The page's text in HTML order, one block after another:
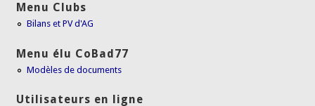
Menu Clubs
Bilans et PV d'AG
Menu élu CoBad77
Modèles de documents
Utilisateurs en ligne